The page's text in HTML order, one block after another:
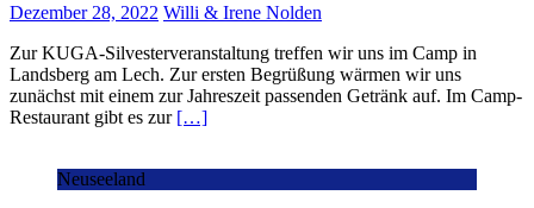
Dezember 28, 2022 Willi & Irene Nolden
Zur KUGA-Silvesterveranstaltung treffen wir uns im Camp in
Landsberg am Lech. Zur ersten Begrüßung wärmen wir uns
zunächst mit einem zur Jahreszeit passenden Getränk auf. Im Camp-
Restaurant gibt es zur […]
Neuseeland